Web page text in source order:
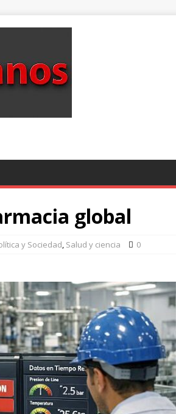
global
y Sociedad, Salud y ciencia 0